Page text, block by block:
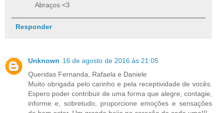
Abraços <3
Responder
Unknown 16 de agosto de 2016 às 21:05
Queridas Fernanda, Rafaela e Daniele
Muito obrigada pelo carinho e pela receptividade de vocês.
Espero poder contribuir de uma forma que alegre, contagie,
informe e, sobretudo, proporcione emoções e sensações